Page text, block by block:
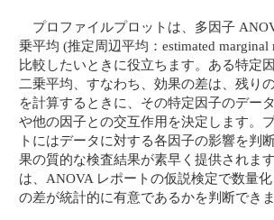
プロファイルプロットは、多因子
乗平均 (推定周辺平均：estimated marginal
比較したいときに役立ちます。ある特定
二乗平均、すなわち、効果の差は、残り
を計算するときに、その特定因子のデー
や他の因子との交互作用を決定します。
トにはデータに対する各因子の影響を判
果の質的な検査結果が素早く提供されま
は、ANOVA レポートの仮説検定で数量
の差が統計的に有意であるかを判断できま